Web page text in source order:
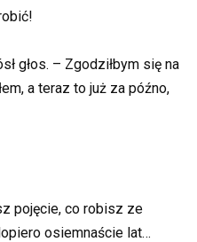
głos. – Zgodziłbym się na
a teraz to już za późno,
pojęcie, co robisz ze
osiemnaście lat…